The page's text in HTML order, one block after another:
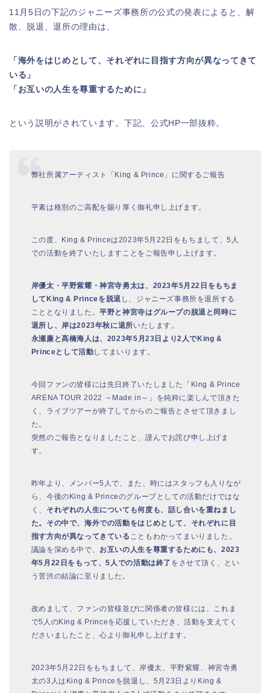
11月5日の下記のジャニーズ事務所の公式の発表によると、解
散、脱退、退所の理由は、
「海外をはじめとして、それぞれに目指す方向が異なってきて
いる」
「お互いの人生を尊重するために」
という説明がされています。下記、公式HP一部抜粋。
弊社所属アーティスト「King & Prince」に関するご報告
平素は格別のご高配を賜り厚く御礼申し上げます。
この度、King & Princeは2023年5月22日をもちまして、5人
での活動を終了いたしますことをご報告申し上げます。
岸優太・平野紫耀・神宮寺勇太は、2023年5月22日をもちま
してKing & Princeを脱退 し、ジャニーズ事務所を退所する
こととなりました。平野と神宮寺はグループの脱退と同時に
退所し、岸は2023年秋に退所いたします。
永瀬廉と髙橋海人は、2023年5月23日より2人でKing &
Princeとして活動してまいります。
今回ファンの皆様には先日終了いたしました「King & Prince
ARENA TOUR 2022 ～Made in～」を純粋に楽しんで頂きた
く、ライブツアーが終了してからのご報告とさせて頂きまし
た。
突然のご報告となりましたこと、謹んでお詫び申し上げま
す。
昨年より、メンバー5人で、また、時にはスタッフも入りなが
ら、今後のKing & Princeのグループとしての活動だけではな
く、 それぞれの人生についても何度も、話し合いを重ねまし
た。その中で、海外での活動をはじめとして、それぞれに目
指す方向が異なってきている こともわかってまいりました。
議論を深める中で、 お互いの人生を尊重するためにも、2023
年5月22日をもって、5人での活動は終了 をさせて頂く、とい
う苦渋の結論に至りました。
改めまして、ファンの皆様並びに関係者の皆様には、これま
で5人のKing & Princeを応援していただき、活動を支えてく
ださいましたこと、心より御礼申し上げます。
2023年5月22日をもちまして、岸優太、平野紫耀、神宮寺勇
太の3人はKing & Princeを脱退し、5月23日よりKing &